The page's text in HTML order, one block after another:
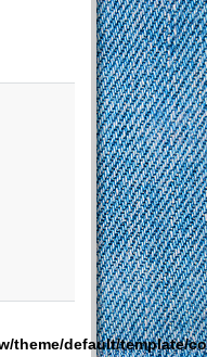
theme/default/template/